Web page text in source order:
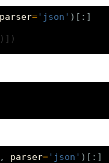
parser='json' )[:]
, parser='json' )[:]